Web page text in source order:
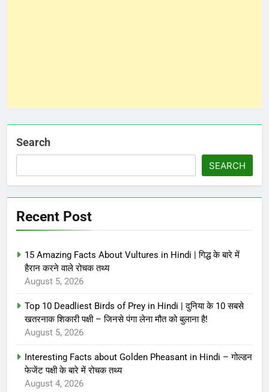
Search
SEARCH
Recent Post
15 Amazing Facts About Vultures in Hindi | गिद्ध के बारे में
हैरान करने वाले रोचक तथ्य
August 5, 2026
Top 10 Deadliest Birds of Prey in Hindi | दुनिया के 10 सबसे
खतरनाक शिकारी पक्षी – जिनसे पंगा लेना मौत को बुलाना है!
August 5, 2026
Interesting Facts about Golden Pheasant in Hindi – गोल्डन
फेजेंट पक्षी के बारे में रोचक तथ्य
August 4, 2026